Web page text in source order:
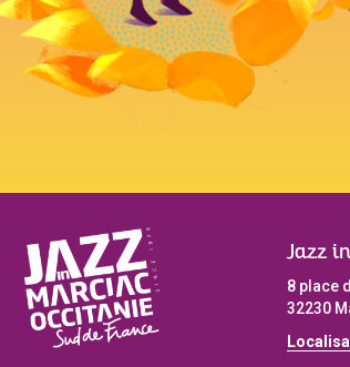
Jazz
8 place
32230